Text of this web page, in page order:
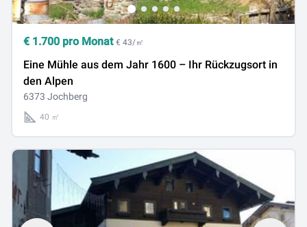
€ 1.700 pro Monat € 43/㎡
Eine Mühle aus dem Jahr 1600 – Ihr Rückzugsort in
den Alpen
6373 Jochberg
40 ㎡